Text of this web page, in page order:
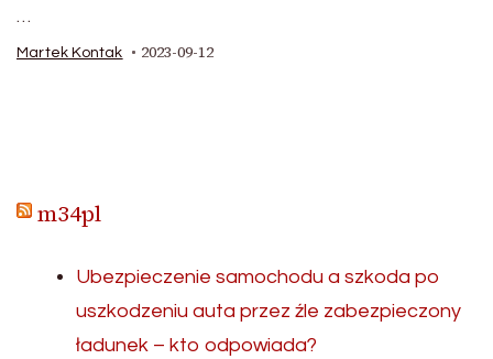
…
Martek Kontak 2023-09-12
m34pl
Ubezpieczenie samochodu a szkoda po
uszkodzeniu auta przez źle zabezpieczony
ładunek – kto odpowiada?